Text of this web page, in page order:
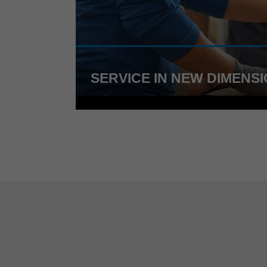
SERVICE IN NEW